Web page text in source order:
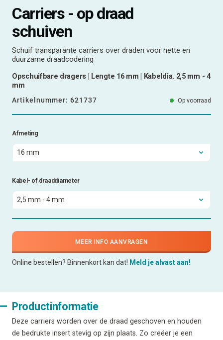
Carriers - op draad
schuiven
Schuif transparante carriers over draden voor nette en
duurzame draadcodering
Opschuifbare dragers | Lengte 16 mm | Kabeldia. 2,5 mm - 4
mm
Artikelnummer: 621737 Op voorraad
Afmeting
Kabel- of draaddiameter
MEER INFO AANVRAGEN
Online bestellen? Binnenkort kan dat! Meld je alvast aan!
Productinformatie
Deze carriers worden over de draad geschoven en houden
de bedrukte insert stevig op zijn plaats. Zo creëer je een